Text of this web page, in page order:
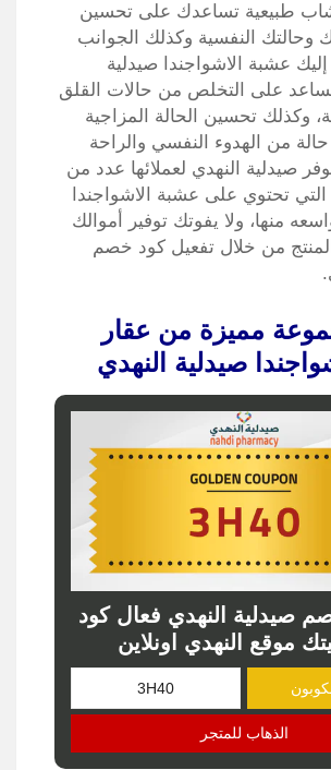
طبيعية تساعدك على تحسين
النفسية وكذلك الجوانب
إليك عشبة الاشواجندا صيدلية
تساعد على التخلص من حالات القلق
وكذلك تحسين الحالة المزاجية
من الهدوء النفسي والراحة
صيدلية النهدي لعملائها عدد من
التي تحتوي على عشبة الاشواجندا
منها، ولا يفوتك توفير أموالك
من خلال تفعيل كود خصم
مميزة من عقار
صيدلية النهدي
صيدلية النهدي فعال كود
موقع النهدي اونلاين
الذهاب للمتجر